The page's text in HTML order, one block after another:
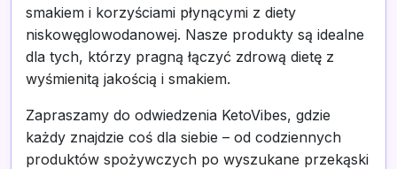
smakiem i korzyściami płynącymi z diety
niskowęglowodanowej. Nasze produkty są idealne
dla tych, którzy pragną łączyć zdrową dietę z
wyśmienitą jakością i smakiem.
Zapraszamy do odwiedzenia KetoVibes, gdzie
każdy znajdzie coś dla siebie – od codziennych
produktów spożywczych po wyszukane przekąski